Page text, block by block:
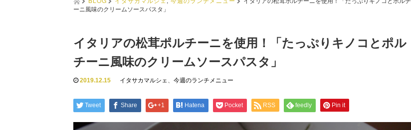
ーニ風味のクリームソースパスタ」
イタリアの松茸ポルチーニを使用！「たっぷりキノコとポル
チーニ風味のクリームソースパスタ」
2019.12.15 イタサカマルシェ、 今週のランチメニュー
Tweet Share +1 Hatena Pocket RSS feedly Pin it